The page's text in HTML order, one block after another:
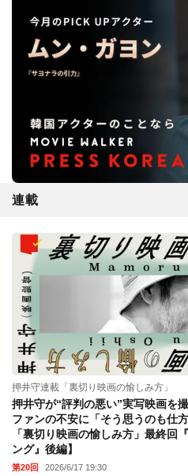
連載
押井守連載「裏切り映画の愉しみ方」
押井守が“評判の悪い”実写映画を
ファンの不安に「そう思うのも仕
「裏切り映画の愉しみ方」最終回
ング』後編】
第20回 2026/6/17 19:30